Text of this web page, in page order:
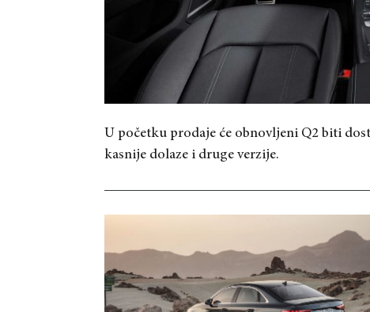
U početku prodaje će obnovljeni Q2 biti
kasnije dolaze i druge verzije.